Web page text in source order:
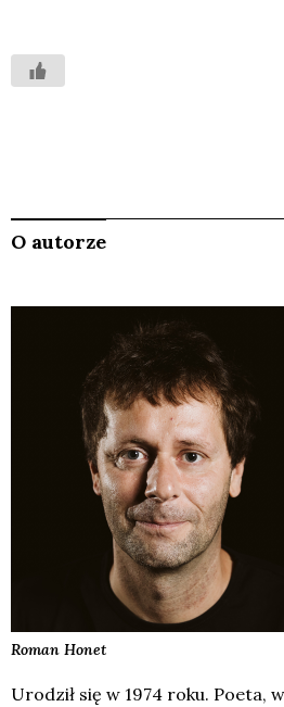
O autorze
Roman Honet
Urodził się w 1974 roku. Poeta,